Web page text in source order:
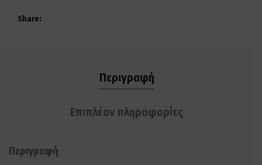
Share
Περιγραφή
Επιπλέον πληροφορίες
Περιγραφή